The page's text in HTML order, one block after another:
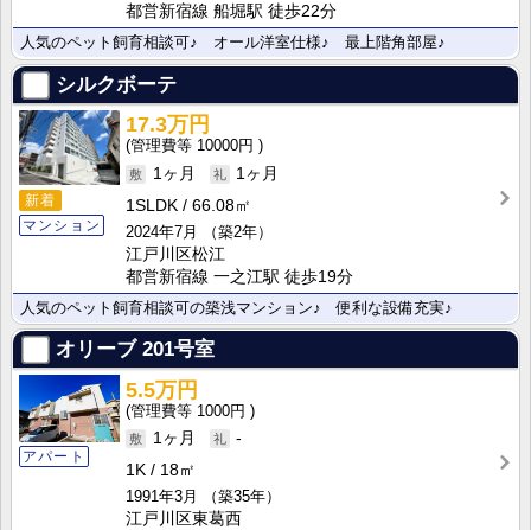
都営新宿線 船堀駅 徒歩22分
人気のペット飼育相談可♪ オール洋室仕様♪ 最上階角部屋♪
シルクボーテ
新着
マンション
17.3万円
10000円
1ヶ月
1ヶ月
1SLDK
66.08㎡
2024年7月
（築2年）
江戸川区松江
都営新宿線 一之江駅 徒歩19分
人気のペット飼育相談可の築浅マンション♪ 便利な設備充実♪
オリーブ201号室
アパート
5.5万円
1000円
1ヶ月
-
1K
18㎡
1991年3月
（築35年）
江戸川区東葛西